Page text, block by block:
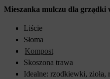
Mieszanka mulczu dla grządki
Liście
Słoma
Kompost
Skoszona trawa
Idealne: rzodkiewki, zioła,